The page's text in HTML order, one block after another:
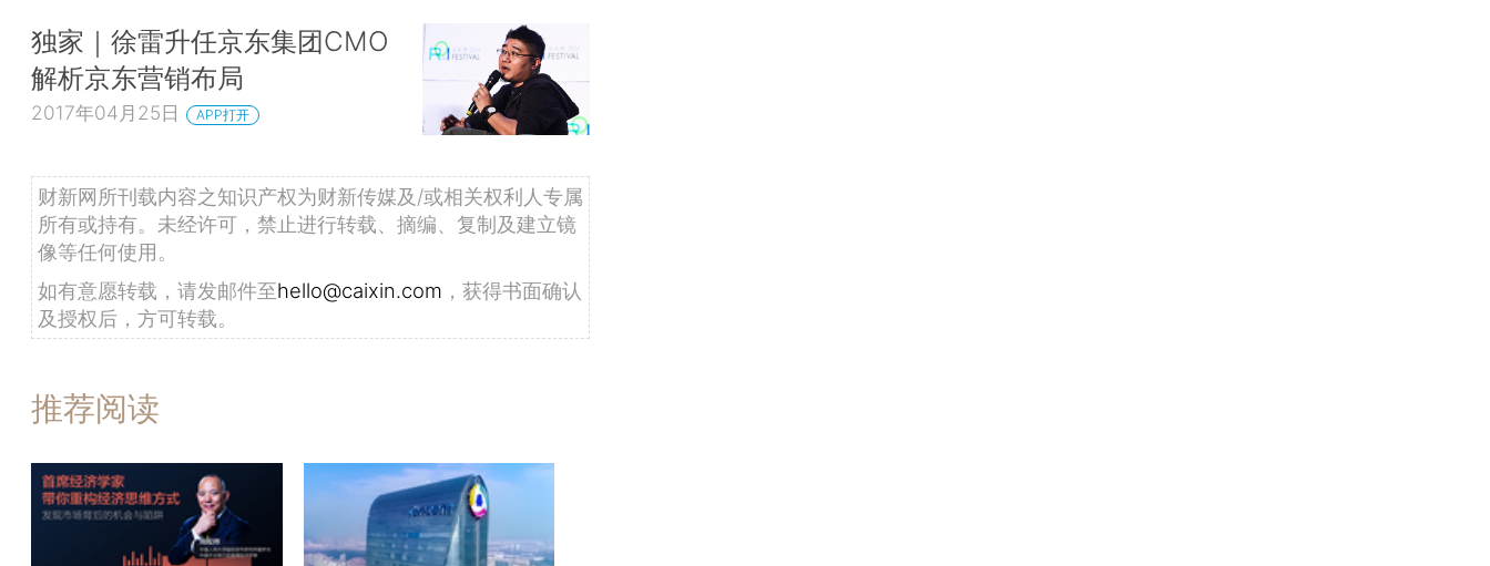
独家｜徐雷升任京东集团CMO
解析京东营销布局
2017年04月25日 APP打开
财新网所刊载内容之知识产权为财新传媒及/或相关权利人专属
所有或持有。未经许可，禁止进行转载、摘编、复制及建立镜
像等任何使用。
如有意愿转载，请发邮件至hello@caixin.com ，获得书面确认
及授权后，方可转载。
推荐阅读